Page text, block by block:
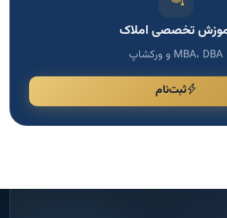
تخصصی املاک
MBA، DBA و ورکشاپ
ثبت‌نام